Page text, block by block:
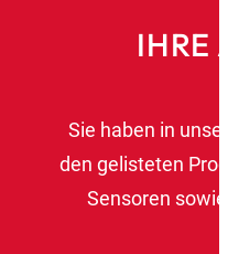
IHRE
Sie haben in
den gelisteten
Sensoren